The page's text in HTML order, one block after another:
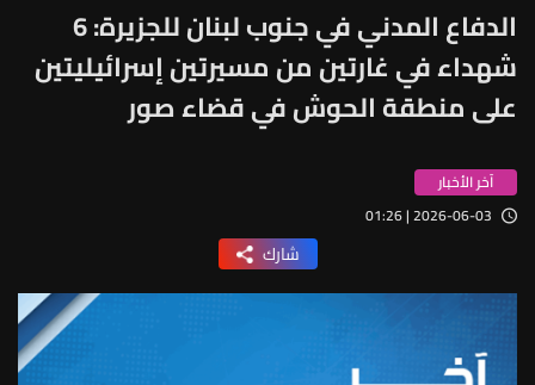
الدفاع المدني في جنوب لبنان للجزيرة: 6
شهداء في غارتين من مسيرتين إسرائيليتين
على منطقة الحوش في قضاء صور
آخر الأخبار
2026-06-03 | 01:26
شارك